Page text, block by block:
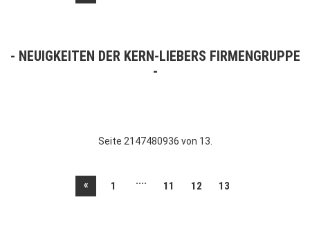
NEUIGKEITEN DER KERN-LIEBERS FIRMENGRUPPE
Seite 2147480936 von 13.
« 1 .... 11 12 13